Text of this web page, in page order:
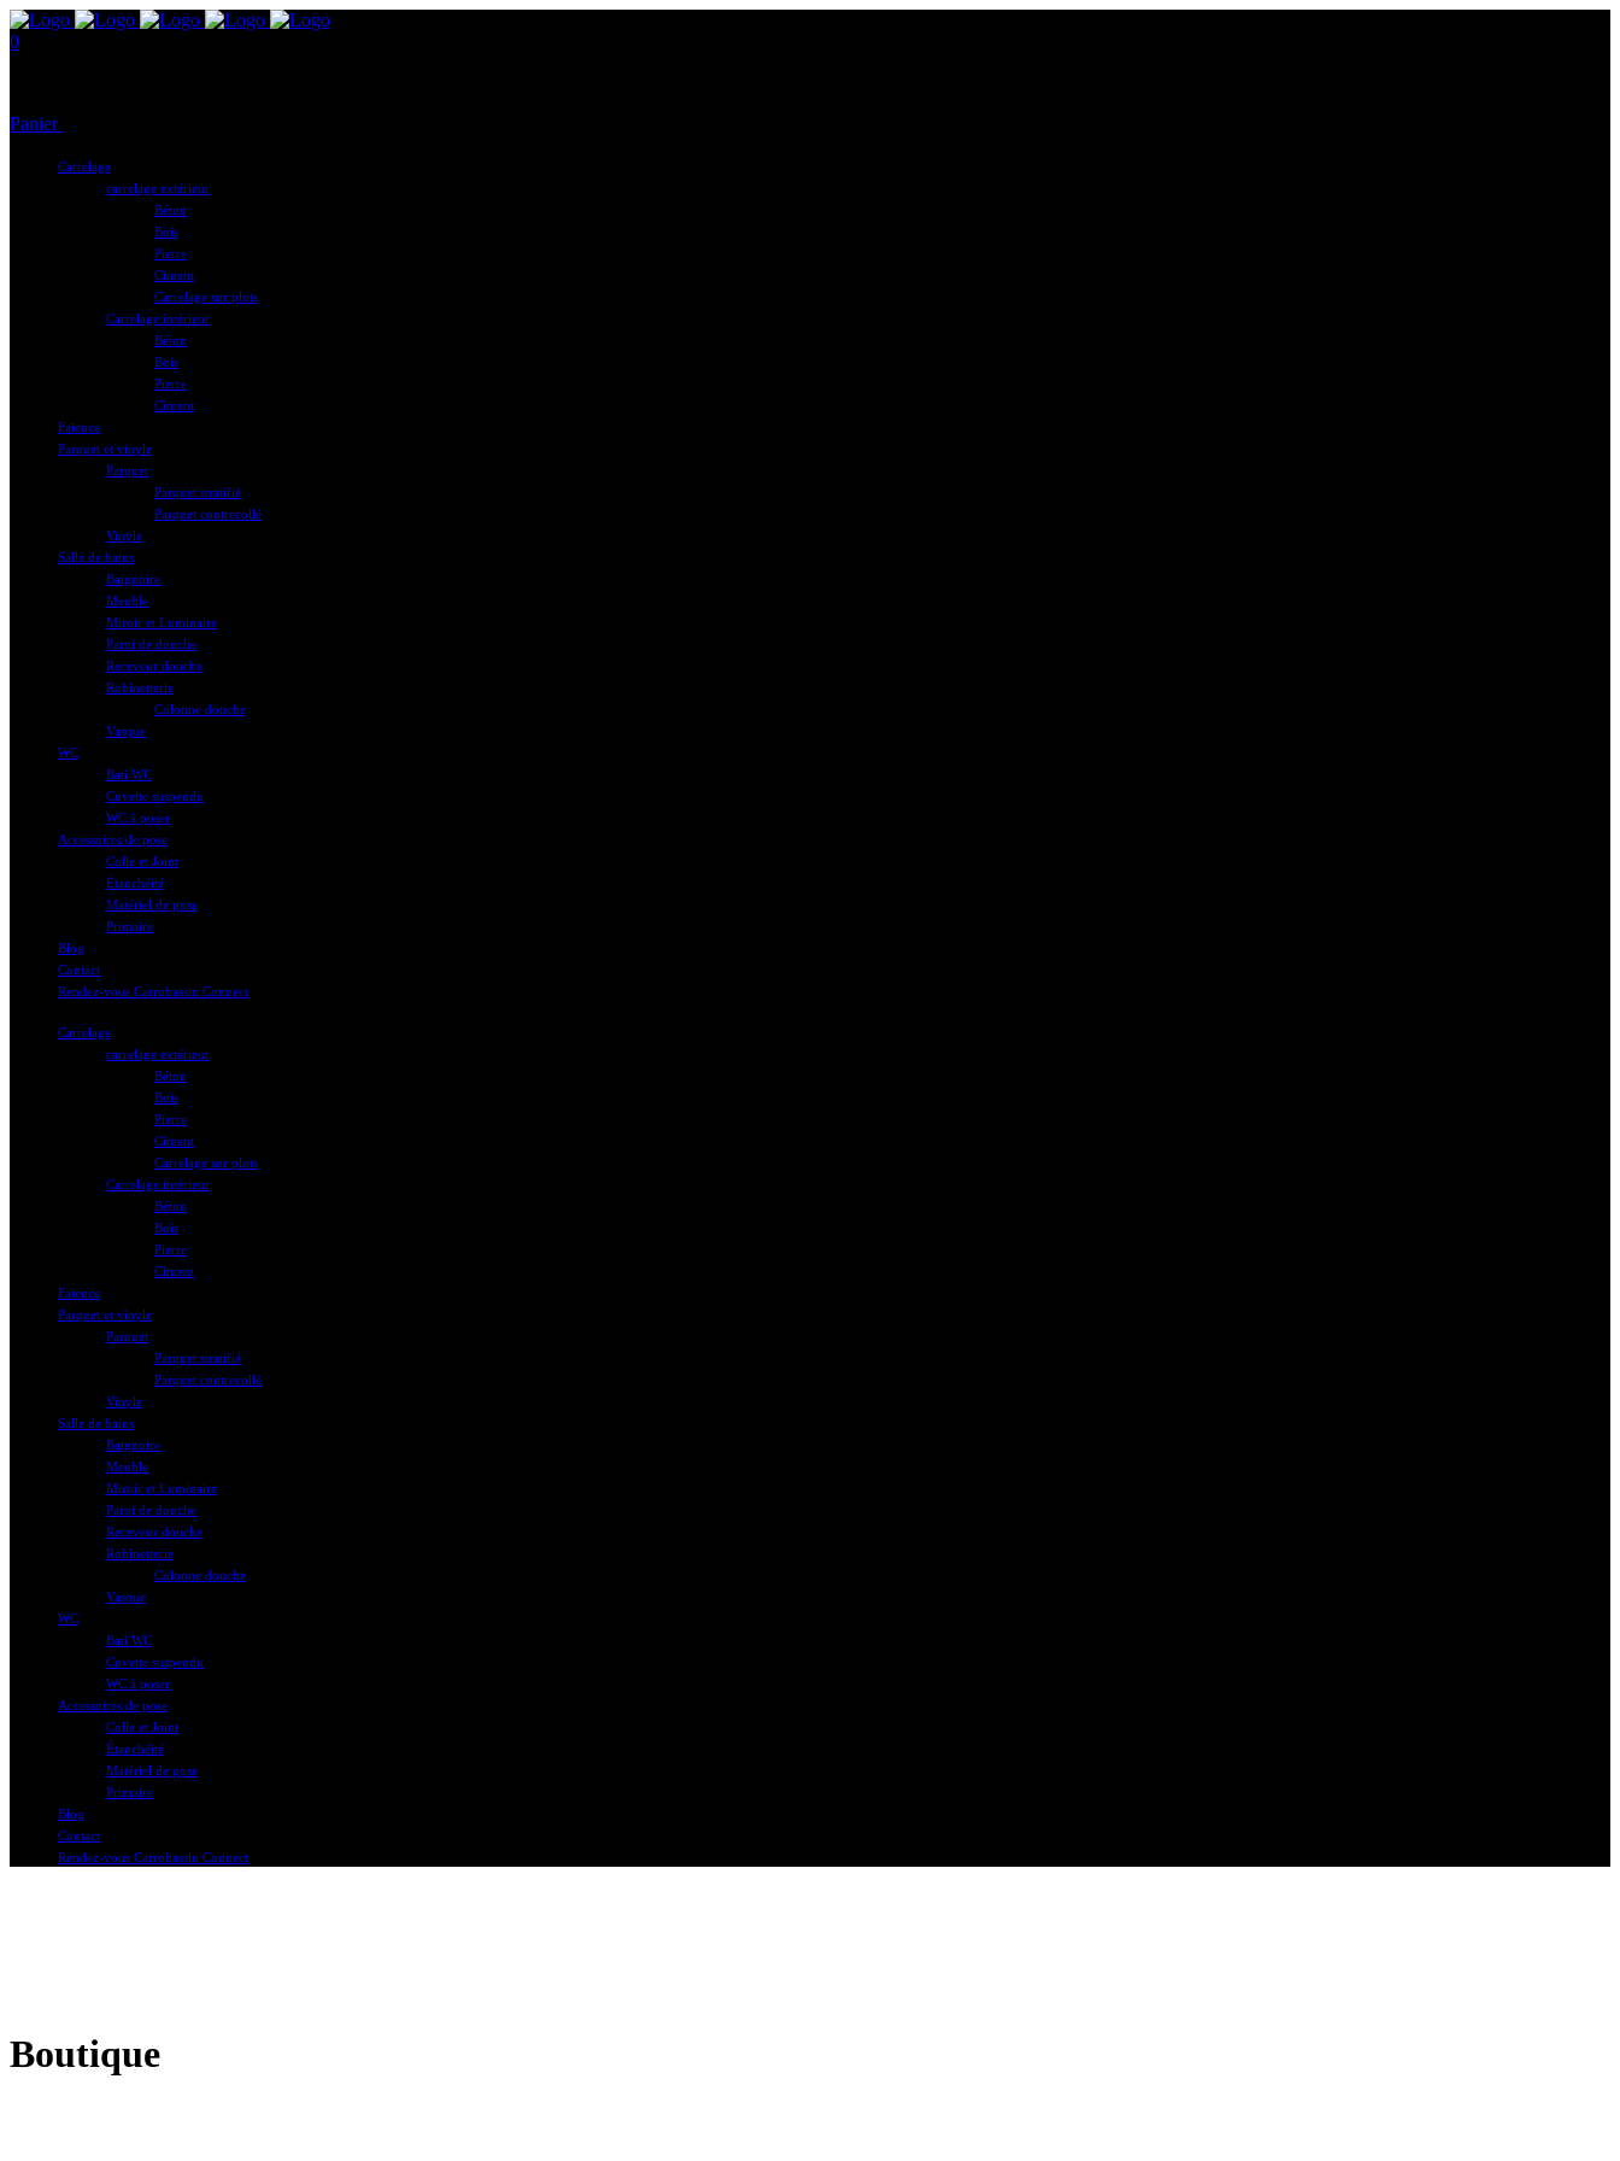
0
Panier
Carrelage
carrelage extérieur
Béton
Bois
Pierre
Ciment
Carrelage sur plots
Carrelage intérieur
Béton
Bois
Pierre
Ciment
Faïence
Parquet et vinyle
Parquet
Parquet stratifié
Parquet contrecollé
Vinyle
Salle de bains
Baignoire
Meuble
Miroir et Luminaire
Paroi de douche
Receveur douche
Robinetterie
Colonne douche
Vasque
WC
Bati WC
Cuvette suspendu
WC à poser
Accessoires de pose
Colle et Joint
Étanchéité
Matériel de pose
Primaire
Blog
Contact
Rendez-vous Carrobassin Connect
Carrelage
carrelage extérieur
Béton
Bois
Pierre
Ciment
Carrelage sur plots
Carrelage intérieur
Béton
Bois
Pierre
Ciment
Faïence
Parquet et vinyle
Parquet
Parquet stratifié
Parquet contrecollé
Vinyle
Salle de bains
Baignoire
Meuble
Miroir et Luminaire
Paroi de douche
Receveur douche
Robinetterie
Colonne douche
Vasque
WC
Bati WC
Cuvette suspendu
WC à poser
Accessoires de pose
Colle et Joint
Étanchéité
Matériel de pose
Primaire
Blog
Contact
Rendez-vous Carrobassin Connect
Boutique